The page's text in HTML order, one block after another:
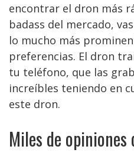
encontrar el dron más
badass del mercado,
lo mucho más
preferencias. El dron
tu teléfono, que las
increíbles teniendo en
este dron.
Miles de